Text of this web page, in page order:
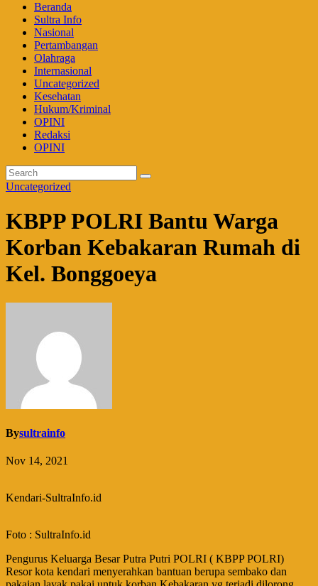
Beranda
Sultra Info
Nasional
Pertambangan
Olahraga
Internasional
Uncategorized
Kesehatan
Hukum/Kriminal
OPINI
Redaksi
OPINI
Uncategorized
KBPP POLRI Bantu Warga
Korban Kebakaran Rumah di
Kel. Bonggoeya
Bysultrainfo
Nov 14, 2021
Kendari-SultraInfo.id
Foto : SultraInfo.id
Pengurus Keluarga Besar Putra Putri POLRI ( KBPP POLRI)
Resor kota kendari menyerahkan bantuan berupa sembako dan